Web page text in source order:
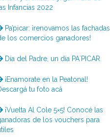
Infancias 2022
Pa’picar: ¡renovamos las fachadas
los comercios ganadores!
Día del Padre, un día PA´PICAR
¡Enamorate en la Peatonal!
tu foto acá
¡Vuelta Al Cole 5×5! Conocé las
de los vouchers para